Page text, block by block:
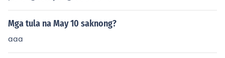
Mga tula na May 10 saknong?
aaa